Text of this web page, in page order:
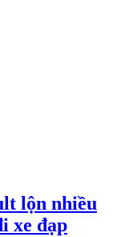
lộn nhiều
xe đạp